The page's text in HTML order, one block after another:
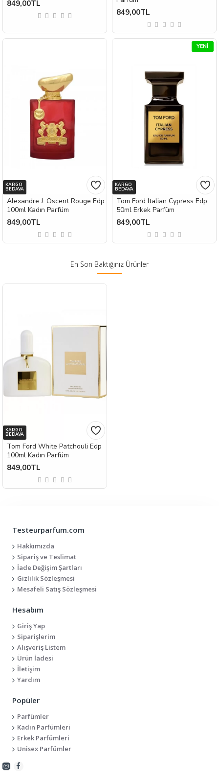
849,00TL
849,00TL
KARGO
BEDAVA
Alexandre J. Oscent Rouge Edp
100ml Kadın Parfüm
849,00TL
YENI
KARGO
BEDAVA
Tom Ford Italian Cypress Edp
50ml Erkek Parfüm
849,00TL
En Son Baktığınız Ürünler
KARGO
BEDAVA
Tom Ford White Patchouli Edp
100ml Kadın Parfüm
849,00TL
Testeurparfum.com
Hakkımızda
Sipariş ve Teslimat
İade Değişim Şartları
Gizlilik Sözleşmesi
Mesafeli Satış Sözleşmesi
Hesabım
Giriş Yap
Siparişlerim
Alışveriş Listem
Ürün İadesi
İletişim
Yardım
Popüler
Parfümler
Kadın Parfümleri
Erkek Parfümleri
Unisex Parfümler